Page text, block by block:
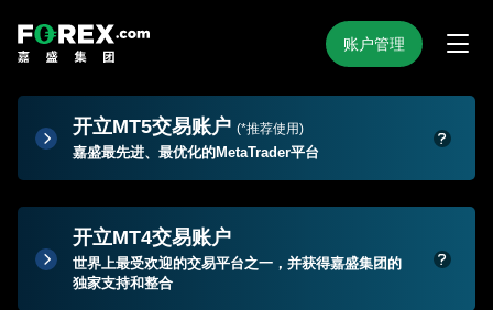
账户管理
开立MT5交易账户 (*推荐使用)
嘉盛最先进、最优化的MetaTrader平台
开立MT4交易账户
世界上最受欢迎的交易平台之一，并获得嘉盛集团的
独家支持和整合